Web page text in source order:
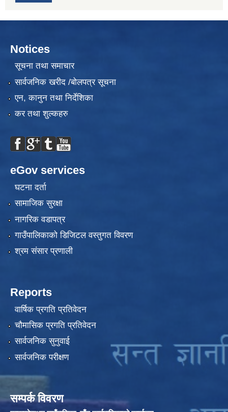
Notices
सूचना तथा समाचार
सार्वजनिक खरीद /बोलपत्र सूचना
एन, कानुन तथा निर्देशिका
कर तथा शुल्कहरु
eGov services
घटना दर्ता
सामाजिक सुरक्षा
नागरिक वडापत्र
गाउँपालिकाको डिजिटल वस्तुगत विवरण
श्रम संसार प्रणाली
Reports
वार्षिक प्रगति प्रतिवेदन
चौमासिक प्रगति प्रतिवेदन
सार्वजनिक सुनुवाई
सार्वजनिक परीक्षण
सम्पर्क विवरण